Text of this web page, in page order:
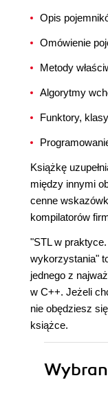
Opis
Omówienie
Metody
Algorytmy
Funktory,
Książkę
między innymi
cenne
kompilatorów
"STL w
wykorzystania"
jednego z
w C++. Jeżeli
nie obędziesz
książce.